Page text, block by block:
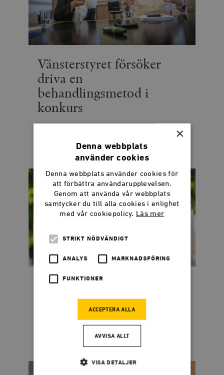
Vänsterstyret försöker
driva en
behandlingsmetod i
konkurs
Dadgostar kostar 44
miljoner per sekund
När publikens applåder tystnat återstår
×
Denna webbplats
använder cookies
Denna webbplats använder cookies för
att förbättra användarupplevelsen.
Genom att använda vår webbplats
samtycker du till alla cookies i enlighet
med vår cookiepolicy. Läs mer
STRIKT NÖDVÄNDIGT
ANALYS MARKNADSFÖRING
FUNKTIONER
ACCEPTERA ALLA
AVVISA ALLT
VISA DETALJER